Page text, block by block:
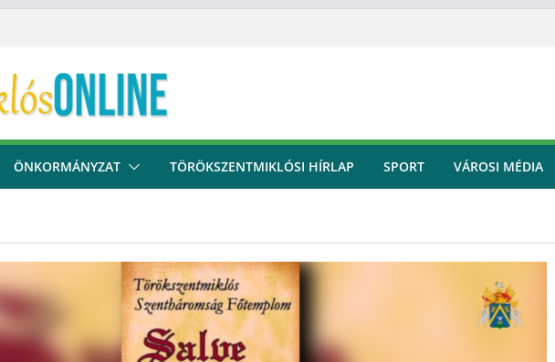
ÖNKORMÁNYZAT TÖRÖKSZENTMIKLÓSI HÍRLAP SPORT VÁROSI MÉDIA